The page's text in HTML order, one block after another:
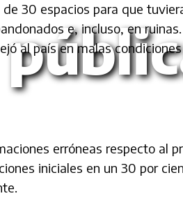
30 espacios para que
e, incluso, en
al país en malas
erróneas respecto al
iniciales en un 30 por